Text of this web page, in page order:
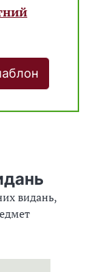
видань,